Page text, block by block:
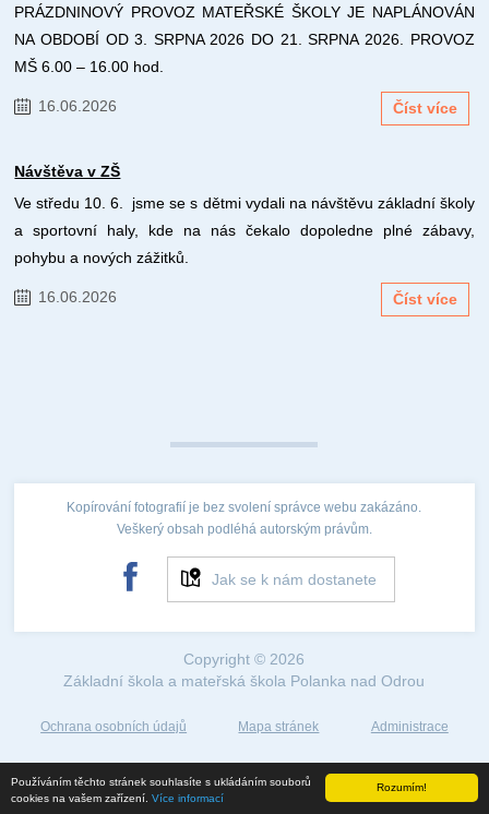
Rozumím!
Používáním těchto stránek souhlasíte s ukládáním souborů
cookies na vašem zařízení. Více informací
PRÁZDNINOVÝ PROVOZ MATEŘSKÉ ŠKOLY JE NAPLÁNOVÁN
NA OBDOBÍ OD 3. SRPNA 2026 DO 21. SRPNA 2026. PROVOZ
MŠ 6.00 – 16.00 hod.
16.06.2026 Číst více
Návštěva v ZŠ
Ve středu 10. 6. jsme se s dětmi vydali na návštěvu základní školy
a sportovní haly, kde na nás čekalo dopoledne plné zábavy,
pohybu a nových zážitků.
16.06.2026 Číst více
Kopírování fotografií je bez svolení správce webu zakázáno.
Veškerý obsah podléhá autorským právům.
Jak se k nám dostanete
Copyright © 2026
Základní škola a mateřská škola Polanka nad Odrou
Ochrana osobních údajů Mapa stránek Administrace
©2018